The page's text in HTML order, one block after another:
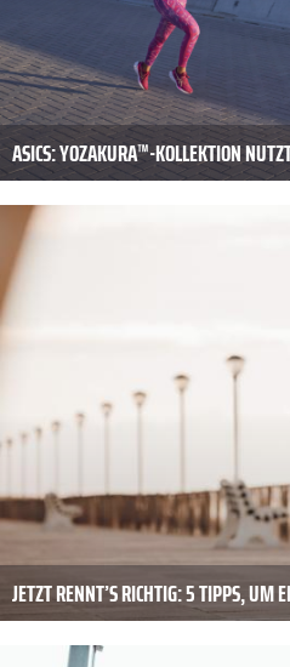
ASICS: YOZAKURA™-KOLLEKTION
JETZT RENNT’S RICHTIG: 5 TIPPS, UM